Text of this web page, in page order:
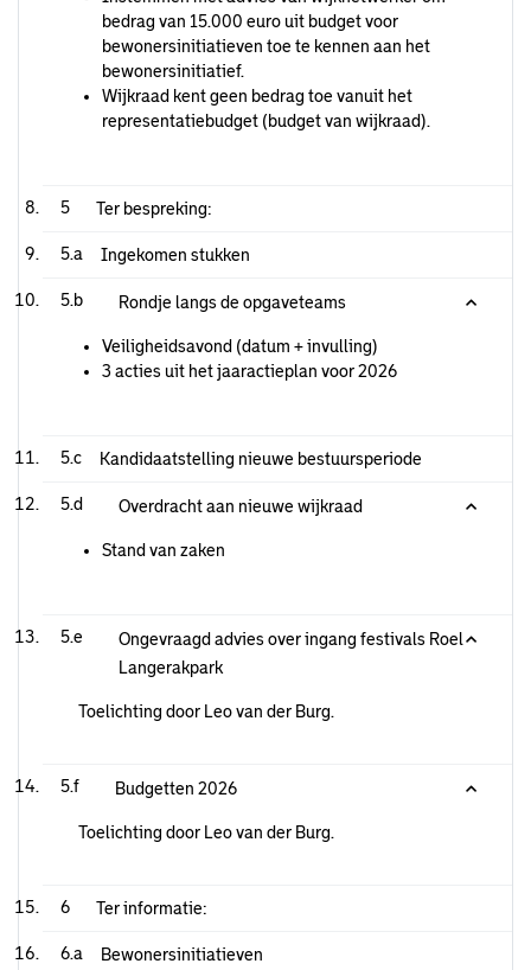
bedrag van 15.000 euro uit budget voor
bewonersinitiatieven toe te kennen aan het
bewonersinitiatief.
Wijkraad kent geen bedrag toe vanuit het
representatiebudget (budget van wijkraad).
5 Ter bespreking:
5.a Ingekomen stukken
5.b Rondje langs de opgaveteams
Veiligheidsavond (datum + invulling)
3 acties uit het jaaractieplan voor 2026
5.c Kandidaatstelling nieuwe bestuursperiode
5.d Overdracht aan nieuwe wijkraad
Stand van zaken
5.e
Ongevraagd advies over ingang festivals Roel
Langerakpark
Toelichting door Leo van der Burg.
5.f Budgetten 2026
Toelichting door Leo van der Burg.
6 Ter informatie:
6.a Bewonersinitiatieven